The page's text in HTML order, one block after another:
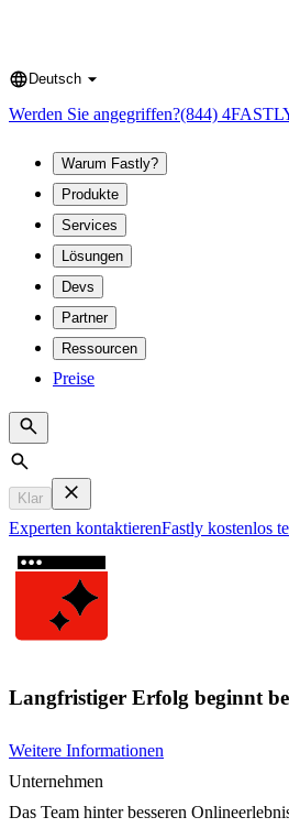
Language
Deutsch
Werden Sie angegriffen?(844)
Warum Fastly?
Produkte
Services
Lösungen
Devs
Partner
Ressourcen
Preise
Search
Klar
Experten kontaktierenFastly kostenlos
Langfristiger Erfolg beginnt
Weitere Informationen
Unternehmen
Das Team hinter besseren